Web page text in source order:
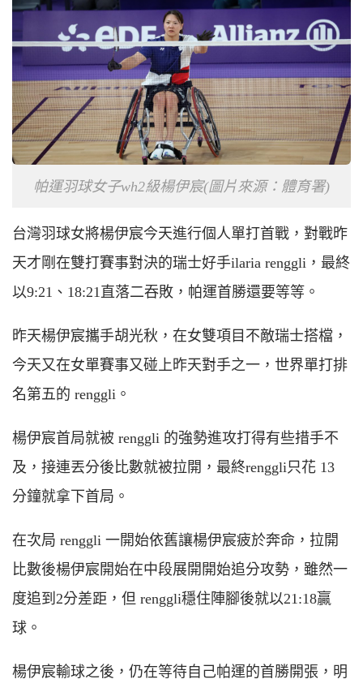
帕運羽球女子wh2級楊伊宸(圖片來源：體育署)
台灣羽球女將楊伊宸今天進行個人單打首戰，對戰昨
天才剛在雙打賽事對決的瑞士好手ilaria renggli，最終
以9:21、18:21直落二吞敗，帕運首勝還要等等。
昨天楊伊宸攜手胡光秋，在女雙項目不敵瑞士搭檔，
今天又在女單賽事又碰上昨天對手之一，世界單打排
名第五的 renggli。
楊伊宸首局就被 renggli 的強勢進攻打得有些措手不
及，接連丟分後比數就被拉開，最終renggli只花 13
分鐘就拿下首局。
在次局 renggli 一開始依舊讓楊伊宸疲於奔命，拉開
比數後楊伊宸開始在中段展開開始追分攻勢，雖然一
度追到2分差距，但 renggli穩住陣腳後就以21:18贏
球。
楊伊宸輸球之後，仍在等待自己帕運的首勝開張，明